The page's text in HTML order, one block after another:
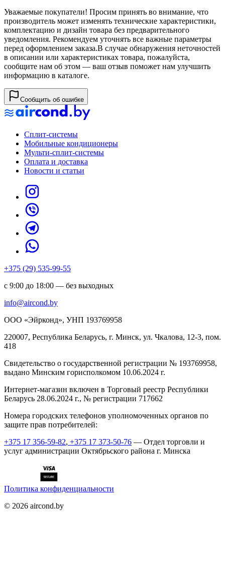
Уважаемые покупатели! Просим принять во внимание, что
производитель может изменять технические характеристики,
комплектацию и дизайн товара без предварительного
уведомления. Рекомендуем уточнять все важные параметры
перед оформлением заказа.В случае обнаружения неточностей
в описании или характеристиках товара, пожалуйста,
сообщите нам об этом — ваш отзыв поможет нам улучшить
информацию в каталоге.
Сообщить об ошибке
Сплит-системы
Мобильные кондиционеры
Мульти-сплит-системы
Оплата и доставка
Новости и статьи
+375 (29) 535-99-55
с 9:00 до 18:00 — без выходных
info@aircond.by
ООО «Эйрконд», УНП 193769958
220007, Республика Беларусь, г. Минск, ул. Чкалова, 12-3, пом.
418
Cвидетельство о государственной регистрации № 193769958,
выдано Минским горисполкомом 10.06.2024 г.
Интернет-магазин включен в Торговый реестр Республики
Беларусь 28.06.2024 г., № регистрации 717662
Номера городских телефонов уполномоченных органов по
защите прав потребителей:
+375 17 356-59-82, +375 17 373-50-76 — Отдел торговли и
услуг администрации Октябрьского района г. Минска
Политика конфиденциальности
© 2026 aircond.by